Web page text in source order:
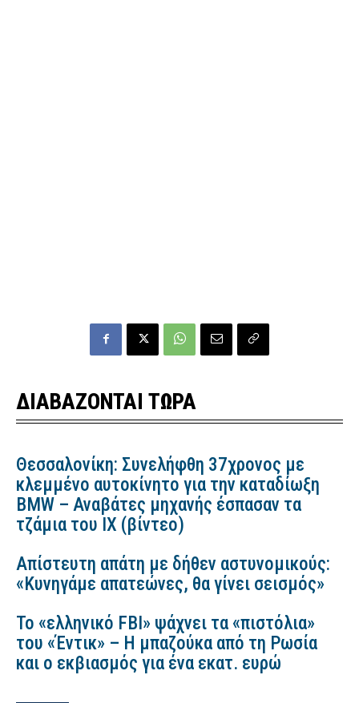
ΔΙΑΒΑΖΟΝΤΑΙ ΤΩΡΑ
Θεσσαλονίκη: Συνελήφθη 37χρονος με
κλεμμένο αυτοκίνητο για την καταδίωξη
BMW – Αναβάτες μηχανής έσπασαν τα
τζάμια του ΙΧ (βίντεο)
Απίστευτη απάτη με δήθεν αστυνομικούς:
«Κυνηγάμε απατεώνες, θα γίνει σεισμός»
Το «ελληνικό FBI» ψάχνει τα «πιστόλια»
του «Έντικ» – Η μπαζούκα από τη Ρωσία
και ο εκβιασμός για ένα εκατ. ευρώ